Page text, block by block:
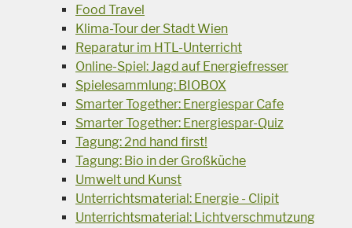
Food Travel
Klima-Tour der Stadt Wien
Reparatur im HTL-Unterricht
Online-Spiel: Jagd auf Energiefresser
Spielesammlung: BIOBOX
Smarter Together: Energiespar Cafe
Smarter Together: Energiespar-Quiz
Tagung: 2nd hand first!
Tagung: Bio in der Großküche
Umwelt und Kunst
Unterrichtsmaterial: Energie - Clipit
Unterrichtsmaterial: Lichtverschmutzung